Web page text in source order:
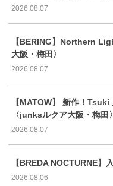
2026.08.07
【BERING】Northern
大阪・梅田〉
2026.08.07
【MATOW】 新作！
〈junksルクア大阪・梅田〉
2026.08.07
【BREDA NOCTURNE】
2026.08.06